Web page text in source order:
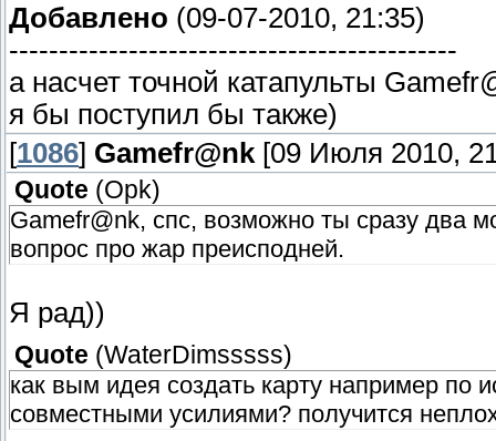
Добавлено (09-07-2010, 21:35)
---------------------------------------------
а насчет точной катапульты
я бы поступил бы также)
[1086] Gamefr@nk [09 Июля 2010,
Quote (Opk)
Gamefr@nk, спс, возможно ты сразу два
вопрос про жар преисподней.
Я рад))
Quote (WaterDimsssss)
как вым идея создать карту например по
совместными усилиями? получится